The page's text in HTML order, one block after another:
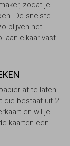
zodat je
De snelste
blijven het
aan elkaar vast
af te laten
die bestaat uit 2
en wil je
kaarten een